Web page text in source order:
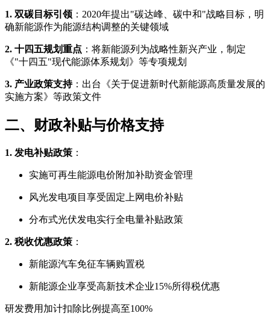
1. 双碳目标引领 ：2020年提出"碳达峰、碳中和"战略目标，明
确新能源作为能源结构调整的关键领域
2. 十四五规划重点 ：将新能源列为战略性新兴产业，制定
《"十四五"现代能源体系规划》等专项规划
3. 产业政策支持：出台《关于促进新时代新能源高质量发展的
实施方案》等政策文件
二、财政补贴与价格支持
1. 发电补贴政策 ：
实施可再生能源电价附加补助资金管理
风光发电项目享受固定上网电价补贴
分布式光伏发电实行全电量补贴政策
2. 税收优惠政策 ：
新能源汽车免征车辆购置税
新能源企业享受高新技术企业15%所得税优惠
研发费用加计扣除比例提高至100%